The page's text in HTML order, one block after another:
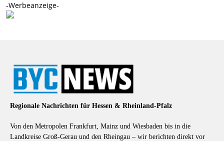
-Werbeanzeige-
Regionale Nachrichten für Hessen & Rheinland-Pfalz
Von den Metropolen Frankfurt, Mainz und Wiesbaden bis in die
Landkreise Groß-Gerau und den Rheingau – wir berichten direkt vor